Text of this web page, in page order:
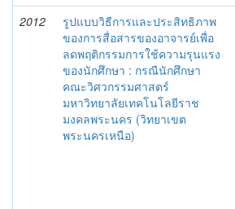
2012
รูปแบบวิธีการและประสิทธิภาพ
ของการสื่อสารของอาจารย์เพื่อ
ลดพฤติกรรมการใช้ความรุนแรง
ของนักศึกษา : กรณีนักศึกษา
คณะวิศวกรรมศาสตร์
มหาวิทยาลัยเทคโนโลยีราช
มงคลพระนคร (วิทยาเขต
พระนครเหนือ)